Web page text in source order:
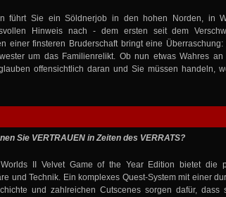
führt Sie ein Söldnerjob in den hohen Norden, in
Hinweis nach - dem ersten seit dem
einer finsteren Bruderschaft bringt eine
um das Familienrelikt. Ob nun etwas Wahres
offensichtlich daran und Sie müssen handeln,
Sie VERTRAUEN in Zeiten des VERRATS?
II Velvet Game of the Year Edition bietet die
und Technik. Ein komplexes Quest-System mit einer
und zahlreichen Cutscenes sorgen dafür,